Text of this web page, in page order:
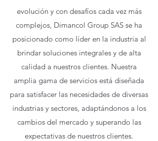
evolución y con desafíos cada vez más
complejos, Dimancol Group SAS se ha
posicionado como líder en la industria al
brindar soluciones integrales y de alta
calidad a nuestros clientes. Nuestra
amplia gama de servicios está diseñada
para satisfacer las necesidades de diversas
industrias y sectores, adaptándonos a los
cambios del mercado y superando las
expectativas de nuestros clientes.